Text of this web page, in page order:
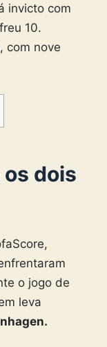
invicto com
10.
com nove
dois
o jogo de
leva
.